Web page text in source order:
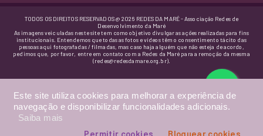
TODOS OS DIREITOS RESERVADOS @ 2026 REDES DA MARÉ - Associação Redes de
Desenvolvimento da Maré
As imagens veiculadas neste site tem como objetivo divulgar as ações realizadas para fins
institucionais. Entendemos que todas as fotos e vídeos têm o consentimento tácito das
pessoas aqui fotografadas / filmadas, mas caso haja alguém que não esteja de acordo,
pedimos que, por favor, entre em contato com a Redes da Maré para a remoção da mesma
(redes@redesdamare.org.br).
Este site utiliza cookies para melhorar a experiência de
navegação e disponibilizar funcionalidades adicionais.
Saiba mais
Bloquear cookies
Permitir cookies